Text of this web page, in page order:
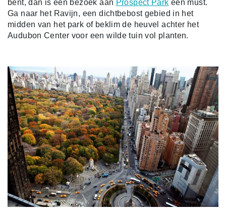
bent, dan is een bezoek aan Prospect Park een must.
Ga naar het Ravijn, een dichtbebost gebied in het
midden van het park of beklim de heuvel achter het
Audubon Center voor een wilde tuin vol planten.